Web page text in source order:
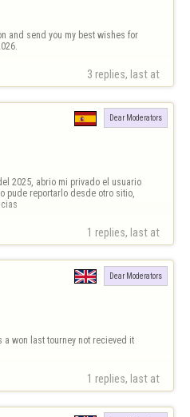
and send you my best wishes for
3 replies, last at
Dear Moderators
2025, abrio mi privado el usuario
pude reportarlo desde otro sitio,
1 replies, last at
Dear Moderators
a won last tourney not recieved it
1 replies, last at